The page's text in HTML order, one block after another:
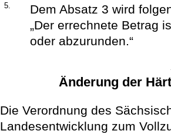
5.
Dem Absatz 3 wird
„Der errechnete Betrag
oder abzurunden.“
Änderung der
Die Verordnung des
Landesentwicklung zum